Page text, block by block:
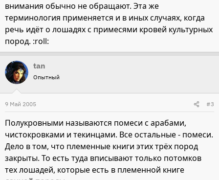
внимания обычно не обращают. Эта же
терминология применяется и в иных случаях, когда
речь идёт о лошадях с примесями кровей культурных
пород. :roll:
tan
Опытный
9 Май 2005 #3
Полукровными называются помеси с арабами,
чистокровками и текинцами. Все остальные - помеси.
Дело в том, что племенные книги этих трёх пород
закрыты. То есть туда вписывают только потомков
тех лошадей, которые есть в племенной книге